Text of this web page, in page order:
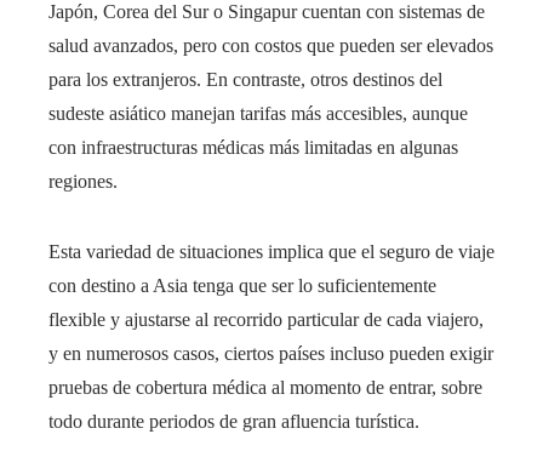
Japón, Corea del Sur o Singapur cuentan con sistemas de
salud avanzados, pero con costos que pueden ser elevados
para los extranjeros. En contraste, otros destinos del
sudeste asiático manejan tarifas más accesibles, aunque
con infraestructuras médicas más limitadas en algunas
regiones.
Esta variedad de situaciones implica que el seguro de viaje
con destino a Asia tenga que ser lo suficientemente
flexible y ajustarse al recorrido particular de cada viajero,
y en numerosos casos, ciertos países incluso pueden exigir
pruebas de cobertura médica al momento de entrar, sobre
todo durante periodos de gran afluencia turística.